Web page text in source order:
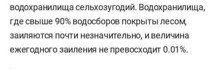
водохранилища сельхозугодий. Водохранилища,
где свыше 90% водосборов покрыты лесом,
заиляются почти незначительно, и величина
ежегодного заиления не превосходит 0.01%.